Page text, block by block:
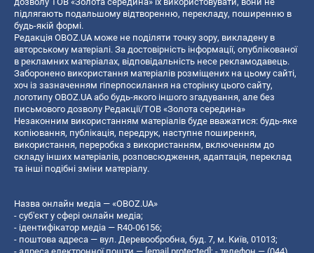
підлягають подальшому відтворенню, перекладу, поширенню в
будь-якій формі.
Редакція OBOZ.UA може не поділяти точку зору, викладену в
авторському матеріалі. За достовірність інформації, опублікованої
в рекламних матеріалах, відповідальність несе рекламодавець.
Заборонено використання матеріалів розміщених на цьому сайті,
хоч із зазначенням гіперпосилання на сторінку цього сайту,
логотипу OBOZ.UA або будь-якого іншого згадування, але без
письмового дозволу Редакції/ТОВ «Золота середина»
Незаконним використанням матеріалів буде вважатися: будь-яке
копiювання, публiкацiя, передрук, наступне поширення,
використання, переробка з використанням, включенням до
складу інших матеріалів, розповсюдження, адаптація, переклад
та інші подібні зміни матеріалу.
Назва онлайн медіа — «OBOZ.UA»
- суб'єкт у сфері онлайн медіа;
- ідентифікатор медіа — R40-06156;
- поштова адреса — вул. Деревообробна, буд. 7, м. Київ, 01013;